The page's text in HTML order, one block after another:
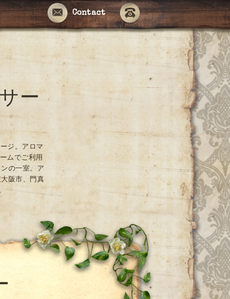
Contact
ー
ジ。アロマ
ムでご利用
の一室。ア
阪市、門真